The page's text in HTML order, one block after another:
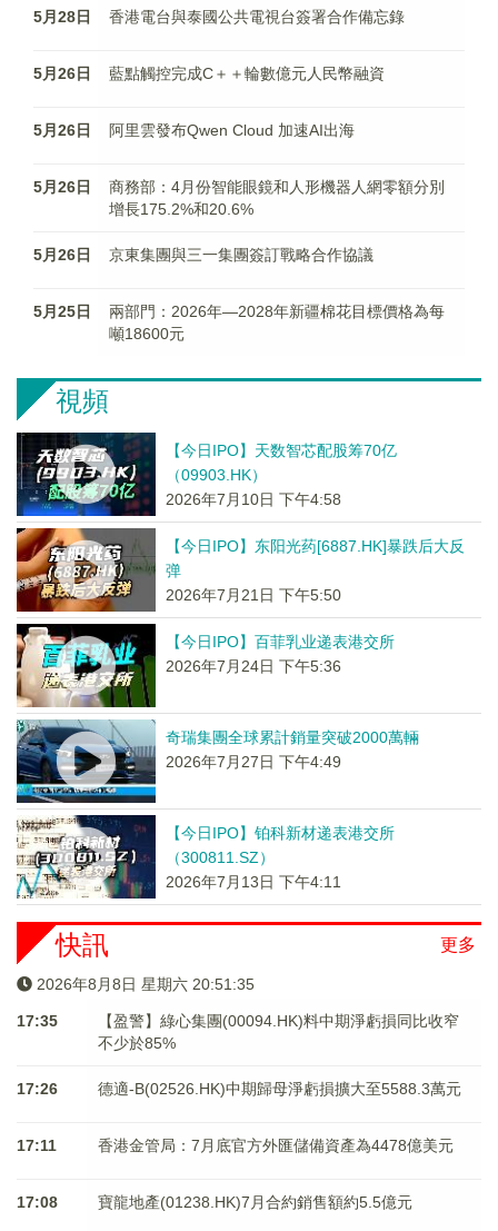
5月28日 香港電台與泰國公共電視台簽署合作備忘錄
5月26日 藍點觸控完成C＋＋輪數億元人民幣融資
5月26日 阿里雲發布Qwen Cloud 加速AI出海
5月26日
商務部：4月份智能眼鏡和人形機器人網零額分別
增長175.2%和20.6%
5月26日 京東集團與三一集團簽訂戰略合作協議
5月25日
兩部門：2026年—2028年新疆棉花目標價格為每
噸18600元
視頻
【今日IPO】天数智芯配股筹70亿
（09903.HK）
2026年7月10日 下午4:58
【今日IPO】东阳光药[6887.HK]暴跌后大反
弹
2026年7月21日 下午5:50
【今日IPO】百菲乳业递表港交所
2026年7月24日 下午5:36
奇瑞集團全球累計銷量突破2000萬輛
2026年7月27日 下午4:49
【今日IPO】铂科新材递表港交所
（300811.SZ）
2026年7月13日 下午4:11
更多
快訊
2026年8月8日 星期六 20:51:35
17:35
【盈警】綠心集團(00094.HK)料中期淨虧損同比收窄
不少於85%
17:26 德適-B(02526.HK)中期歸母淨虧損擴大至5588.3萬元
17:11 香港金管局：7月底官方外匯儲備資產為4478億美元
17:08 寶龍地產(01238.HK)7月合約銷售額約5.5億元